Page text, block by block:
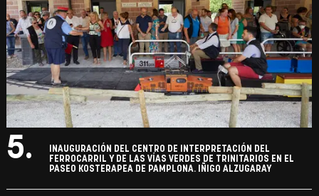
5.
INAUGURACIÓN DEL CENTRO DE INTERPRETACIÓN DEL
FERROCARRIL Y DE LAS VÍAS VERDES DE TRINITARIOS EN EL
PASEO KOSTERAPEA DE PAMPLONA. IÑIGO ALZUGARAY